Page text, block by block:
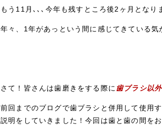
もう11月､､､今年も残すところ後2ヶ月となり
年々、1年があっという間に感じてきている気
さて！皆さんは歯磨きをする際に 歯ブラシ以
前回までのブログで歯ブラシと併用して使用
説明をしていきました！今回は歯と歯の間を